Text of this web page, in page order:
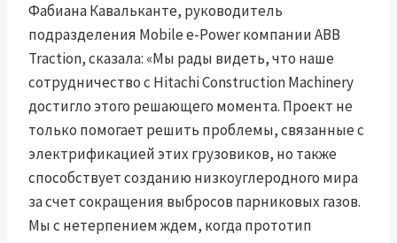
Фабиана Кавальканте, руководитель
подразделения Mobile e-Power компании ABB
Traction, сказала: «Мы рады видеть, что наше
сотрудничество с Hitachi Construction Machinery
достигло этого решающего момента. Проект не
только помогает решить проблемы, связанные с
электрификацией этих грузовиков, но также
способствует созданию низкоуглеродного мира
за счет сокращения выбросов парниковых газов.
Мы с нетерпением ждем, когда прототип